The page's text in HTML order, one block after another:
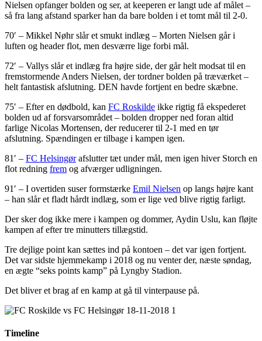
Nielsen opfanger bolden og ser, at keeperen er langt ude af målet –
så fra lang afstand sparker han da bare bolden i et tomt mål til 2-0.
70′ – Mikkel Nøhr slår et smukt indlæg – Morten Nielsen går i
luften og header flot, men desværre lige forbi mål.
72′ – Vallys slår et indlæg fra højre side, der går helt modsat til en
fremstormende Anders Nielsen, der tordner bolden på træværket –
helt fantastisk afslutning. DEN havde fortjent en bedre skæbne.
75′ – Efter en dødbold, kan FC Roskilde ikke rigtig få ekspederet
bolden ud af forsvarsområdet – bolden dropper ned foran altid
farlige Nicolas Mortensen, der reducerer til 2-1 med en tør
afslutning. Spændingen er tilbage i kampen igen.
81′ – FC Helsingørafslutter tæt under mål, men igen hiver Storch en
flot redning frem og afværger udligningen.
91′ – I overtiden suser formstærke Emil Nielsen op langs højre kant
– han slår et fladt hårdt indlæg, som er lige ved blive rigtig farligt.
Der sker dog ikke mere i kampen og dommer, Aydin Uslu, kan fløjte
kampen af efter tre minutters tillægstid.
Tre dejlige point kan sættes ind på kontoen – det var igen fortjent.
Det var sidste hjemmekamp i 2018 og nu venter der, næste søndag,
en ægte “seks points kamp” på Lyngby Stadion.
Det bliver et brag af en kamp at gå til vinterpause på.
Timeline